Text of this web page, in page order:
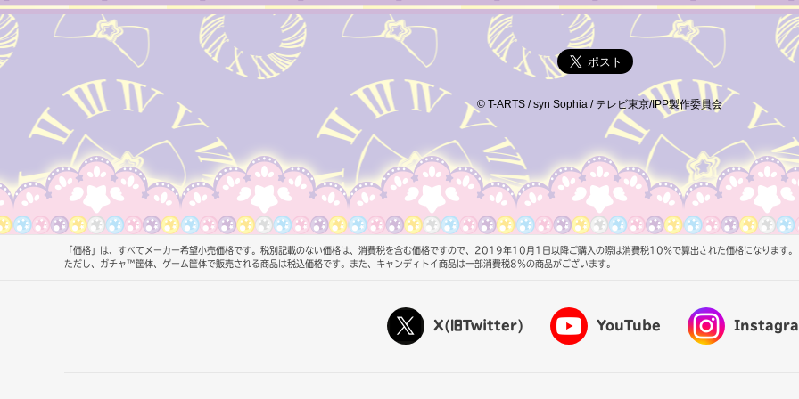
© T-ARTS / syn Sophia / テレビ東京/IPP製作委員会
「価格」は、すべてメーカー希望小売価格です。税別記載のない価格は、消費税を含む価格ですので、2019年10月1日以降ご購入の際は消費税10％で算出された価格になります。
ただし、ガチャ™筐体、ゲーム筐体で販売される商品は税込価格です。また、キャンディトイ商品は一部消費税8％の商品がございます。
X(旧Twitter) YouTube